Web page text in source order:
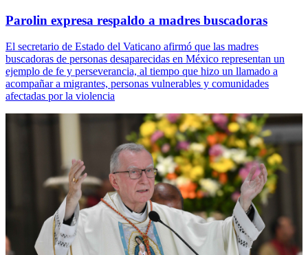
Parolin expresa respaldo a madres buscadoras
El secretario de Estado del Vaticano afirmó que las madres
buscadoras de personas desaparecidas en México representan un
ejemplo de fe y perseverancia, al tiempo que hizo un llamado a
acompañar a migrantes, personas vulnerables y comunidades
afectadas por la violencia